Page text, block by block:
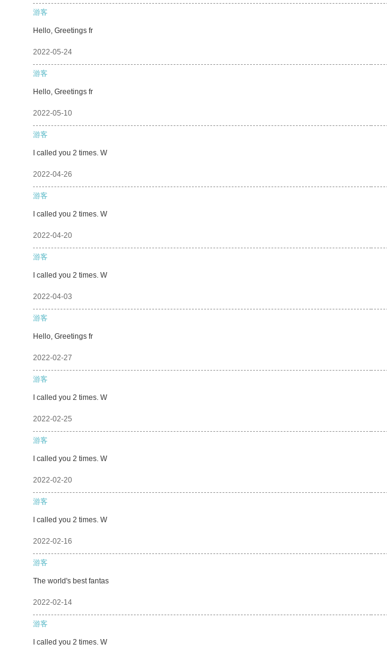
游客
Hello, Greetings fr
2022-05-24
游客
Hello, Greetings fr
2022-05-10
游客
I called you 2 times. W
2022-04-26
游客
I called you 2 times. W
2022-04-20
游客
I called you 2 times. W
2022-04-03
游客
Hello, Greetings fr
2022-02-27
游客
I called you 2 times. W
2022-02-25
游客
I called you 2 times. W
2022-02-20
游客
I called you 2 times. W
2022-02-16
游客
The world's best fantas
2022-02-14
游客
I called you 2 times. W